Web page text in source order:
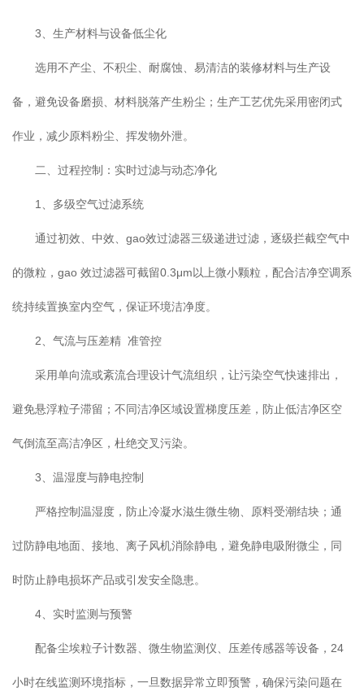
3、生产材料与设备低尘化
选用不产尘、不积尘、耐腐蚀、易清洁的装修材料与生产设
备，避免设备磨损、材料脱落产生粉尘；生产工艺优先采用密闭式
作业，减少原料粉尘、挥发物外泄。
二、过程控制：实时过滤与动态净化
1、多级空气过滤系统
通过初效、中效、gao效过滤器三级递进过滤，逐级拦截空气中
的微粒，gao 效过滤器可截留0.3μm以上微小颗粒，配合洁净空调系
统持续置换室内空气，保证环境洁净度。
2、气流与压差精 准管控
采用单向流或紊流合理设计气流组织，让污染空气快速排出，
避免悬浮粒子滞留；不同洁净区域设置梯度压差，防止低洁净区空
气倒流至高洁净区，杜绝交叉污染。
3、温湿度与静电控制
严格控制温湿度，防止冷凝水滋生微生物、原料受潮结块；通
过防静电地面、接地、离子风机消除静电，避免静电吸附微尘，同
时防止静电损坏产品或引发安全隐患。
4、实时监测与预警
配备尘埃粒子计数器、微生物监测仪、压差传感器等设备，24
小时在线监测环境指标，一旦数据异常立即预警，确保污染问题在